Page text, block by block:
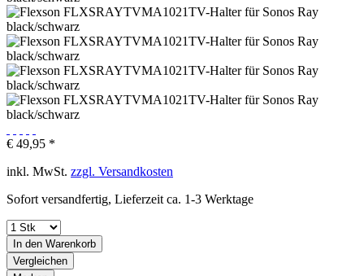
€ 49,95 *
inkl. MwSt. zzgl. Versandkosten
Sofort versandfertig, Lieferzeit ca. 1-3 Werktage
In den Warenkorb
Vergleichen